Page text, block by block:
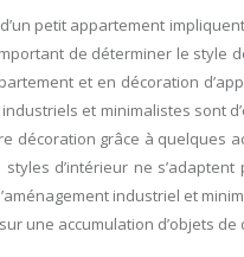
d’un petit appartement
de déterminer le style
et en décoration
et minimalistes sont
décoration grâce à quelques
d’intérieur ne
industriel et
une accumulation d’objets